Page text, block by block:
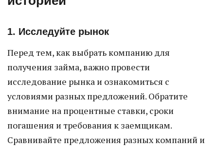
1. Исследуйте рынок
Перед тем, как выбрать компанию для
получения займа, важно провести
исследование рынка и ознакомиться с
условиями разных предложений. Обратите
внимание на процентные ставки, сроки
погашения и требования к заемщикам.
Сравнивайте предложения разных компаний и